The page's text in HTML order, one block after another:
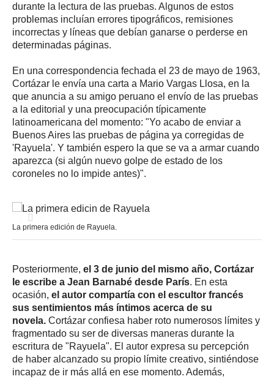
durante la lectura de las pruebas. Algunos de estos
problemas incluían errores tipográficos, remisiones
incorrectas y líneas que debían ganarse o perderse en
determinadas páginas.
En una correspondencia fechada el 23 de mayo de 1963,
Cortázar le envía una carta a Mario Vargas Llosa, en la
que anuncia a su amigo peruano el envío de las pruebas
a la editorial y una preocupación típicamente
latinoamericana del momento: "Yo acabo de enviar a
Buenos Aires las pruebas de página ya corregidas de
'Rayuela'. Y también espero la que se va a armar cuando
aparezca (si algún nuevo golpe de estado de los
coroneles no lo impide antes)".
La primera edición de Rayuela.
Posteriormente, el 3 de junio del mismo año, Cortázar
le escribe a Jean Barnabé desde París. En esta
ocasión, el autor compartía con el escultor francés
sus sentimientos más íntimos acerca de su
novela. Cortázar confiesa haber roto numerosos límites y
fragmentado su ser de diversas maneras durante la
escritura de "Rayuela". El autor expresa su percepción
de haber alcanzado su propio límite creativo, sintiéndose
incapaz de ir más allá en ese momento. Además,